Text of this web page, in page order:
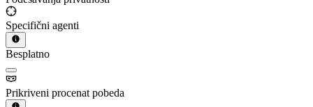
Specifični agenti
Besplatno
Prikriveni procenat pobeda